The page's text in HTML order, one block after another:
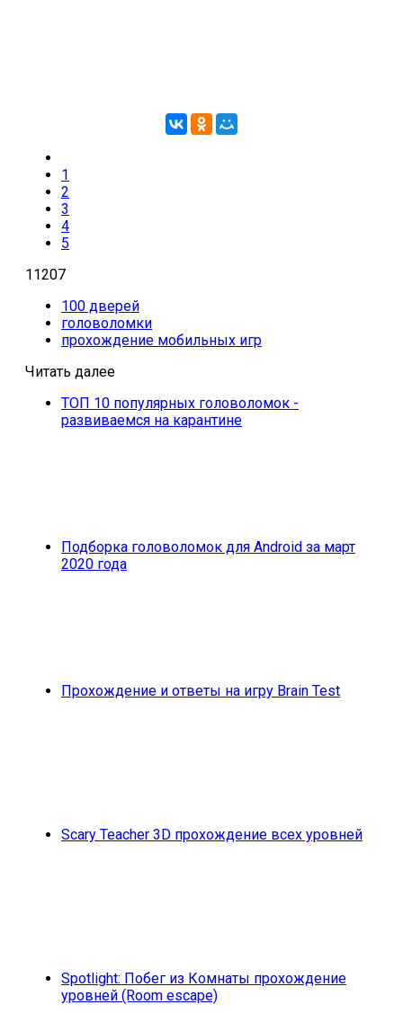
1
2
3
4
5
11207
100 дверей
головоломки
прохождение мобильных игр
Читать далее
ТОП 10 популярных головоломок -
развиваемся на карантине
Подборка головоломок для Android за март
2020 года
Прохождение и ответы на игру Brain Test
Scary Teacher 3D прохождение всех уровней
Spotlight: Побег из Комнаты прохождение
уровней (Room escape)